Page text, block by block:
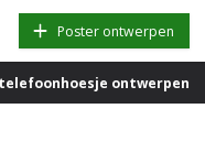
Poster ontwerpen
ontwerpen